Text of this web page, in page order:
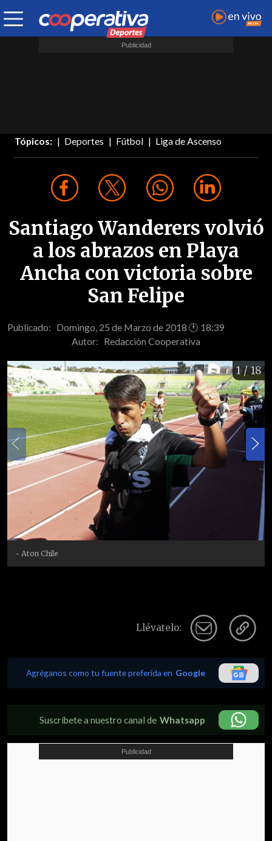
Tópicos: Deportes Fútbol Liga de Ascenso
Santiago Wanderers volvió
a los abrazos en Playa
Ancha con victoria sobre
San Felipe
Publicado: Domingo, 25 de Marzo de 2018 🕐 18:39
Autor: Redacción Cooperativa
1/ 18
- Aton Chile
Llévatelo:
Agréganos como tu fuente preferida en Google
Suscríbete a nuestro canal de Whatsapp